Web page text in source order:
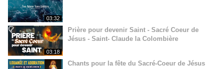
03:32
03:18
Prière pour devenir Saint - Sacré Coeur de
Jésus - Saint- Claude la Colombière
Chants pour la fête du Sacré-Coeur de Jésus